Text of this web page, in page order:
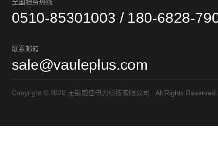
全国服务热线
0510-85301003 / 180-6828-
联系邮箱
sale@vauleplus.com
Copyright © 2020 无锡威佳电力科技有限公司 . All Rights